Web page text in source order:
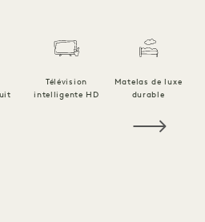
Télévision
intelligente HD
Matelas de luxe
durable